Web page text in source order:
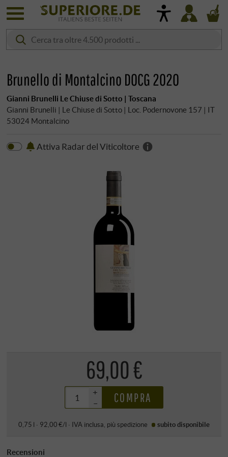
Brunello di Montalcino DOCG 2020
Gianni Brunelli Le Chiuse di Sotto | Toscana
Gianni Brunelli | Le Chiuse di Sotto | Loc. Podernovone 157 | IT
53024 Montalcino
Attiva Radar del Viticoltore
69,00 €
+
–
COMPRA
0,75 l · 92,00 €/l · IVA inclusa , più spedizione subito disponibile
Recensioni